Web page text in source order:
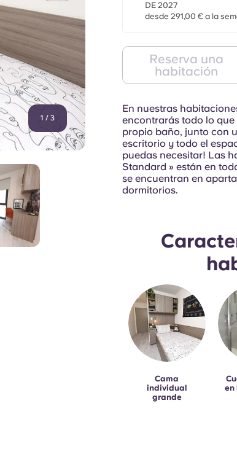
1 / 3
DE 2027
desde 291,00 € a la
Reserva una
habitación
En nuestras
encontrarás todo lo que
propio baño, junto con
escritorio y todo el
puedas necesitar! Las
Standard » están en
se encuentran en
dormitorios.
Cama
individual
grande
en